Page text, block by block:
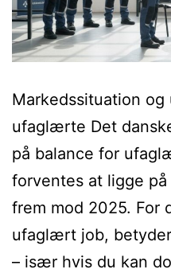
Markedssituation
ufaglærte Det
på balance for
forventes at ligge
frem mod 2025. For
ufaglært job,
– især hvis du kan